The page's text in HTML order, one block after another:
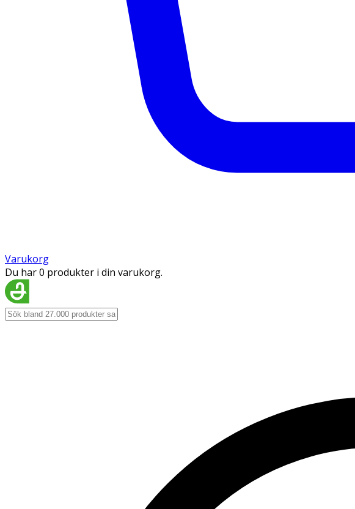
Varukorg
Du har 0 produkter i din varukorg.